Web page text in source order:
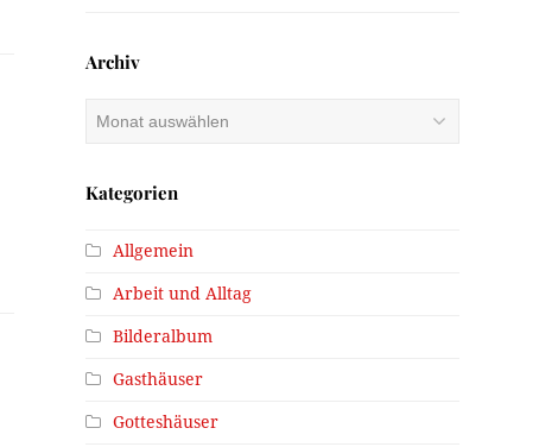
Archiv
Kategorien
Allgemein
Arbeit und Alltag
Bilderalbum
Gasthäuser
Gotteshäuser